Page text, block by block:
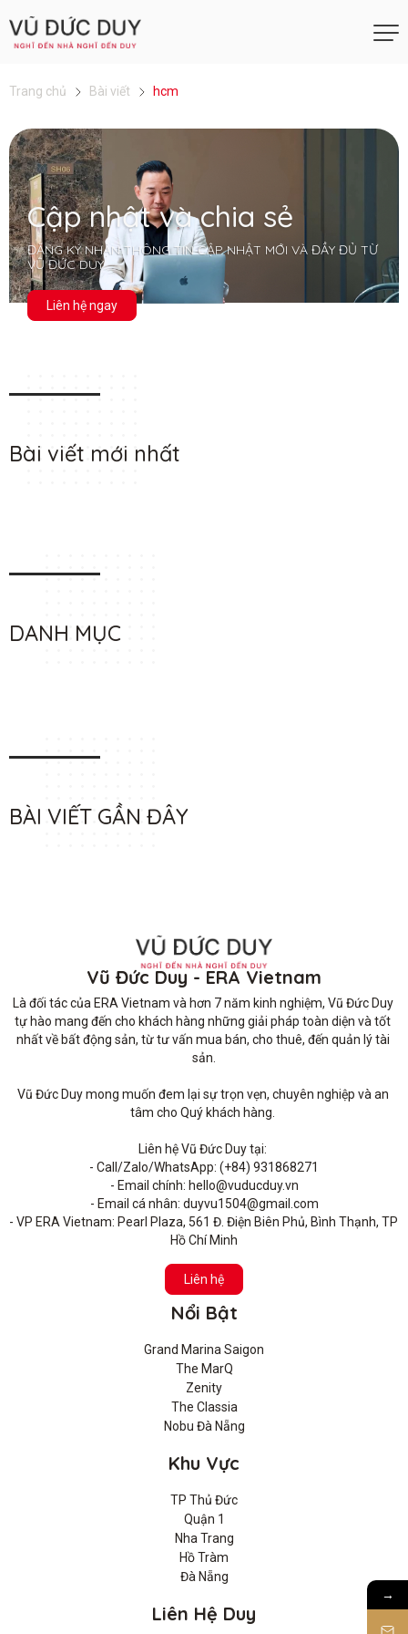
Trang chủ Bài viết hcm
Cập nhật và chia sẻ
ĐĂNG KÝ NHẬN THÔNG TIN CẬP NHẬT MỚI VÀ ĐẦY ĐỦ TỪ
VŨ ĐỨC DUY
Liên hệ ngay
Bài viết mới nhất
DANH MỤC
BÀI VIẾT GẦN ĐÂY
Vũ Đức Duy - ERA Vietnam
Là đối tác của ERA Vietnam và hơn 7 năm kinh nghiệm, Vũ Đức Duy
tự hào mang đến cho khách hàng những giải pháp toàn diện và tốt
nhất về bất động sản, từ tư vấn mua bán, cho thuê, đến quản lý tài
sản.
Vũ Đức Duy mong muốn đem lại sự trọn vẹn, chuyên nghiệp và an
tâm cho Quý khách hàng.
Liên hệ Vũ Đức Duy tại:
- Call/Zalo/WhatsApp: (+84) 931868271
- Email chính: hello@vuducduy.vn
- Email cá nhân: duyvu1504@gmail.com
- VP ERA Vietnam: Pearl Plaza, 561 Đ. Điện Biên Phủ, Bình Thạnh, TP
Hồ Chí Minh
Liên hệ
Nổi Bật
Grand Marina Saigon
The MarQ
Zenity
The Classia
Nobu Đà Nẵng
Khu Vực
TP Thủ Đức
Quận 1
Nha Trang
Hồ Tràm
Đà Nẵng
Liên Hệ Duy
→